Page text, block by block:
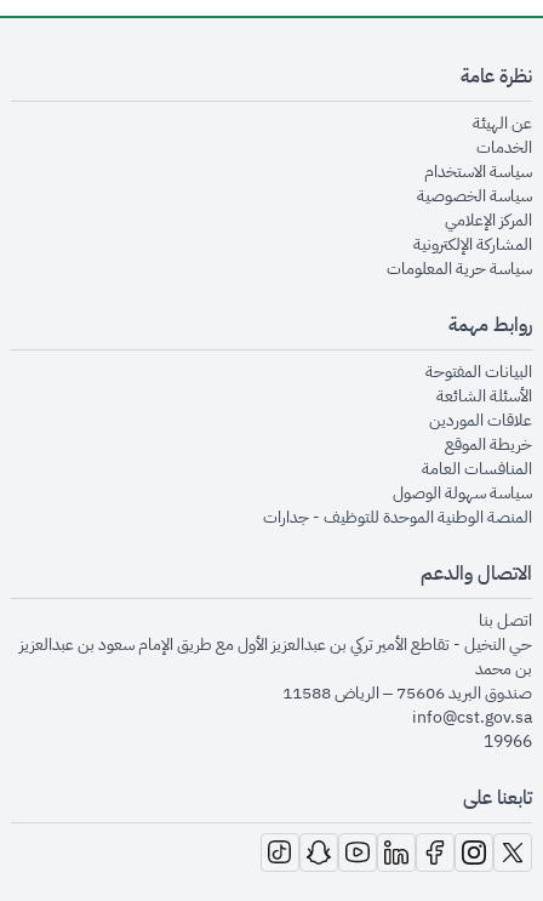
نظرة عامة
عن الهيئةopens in new window
الخدماتopens in new window
سياسة الاستخدامopens in new window
سياسة الخصوصيةopens in new window
المركز الإعلاميopens in new window
المشاركة الإلكترونيةopens in new window
سياسة حرية المعلوماتopens in new window
روابط مهمة
البيانات المفتوحةopens in new window
الأسئلة الشائعةopens in new window
علاقات الموردينopens in new window
خريطة الموقعopens in new window
المنافسات العامةopens in new window
سياسة سهولة الوصولopens in new window
المنصة الوطنية الموحدة للتوظيف - جداراتopens in new window
الاتصال والدعم
اتصل بنا
حي النخيل - تقاطع الأمير تركي بن عبدالعزيز الأول مع طريق الإمام سعود بن عبدالعزيز
بن محمد
صندوق البريد 75606 – الرياض 11588
info@cst.gov.sa
19966
تابعنا على
opens in new window
opens in new window
opens in new window
opens in new window
opens in new window
opens in new window
opens in new window